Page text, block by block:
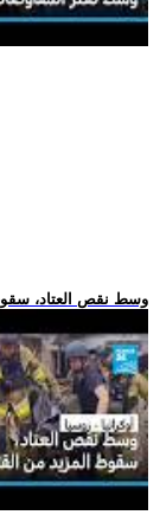
.. وسط نقص العتاد،